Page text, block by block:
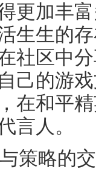
更加丰
生生的
社区中
己的游
在和平
言人。
策略的